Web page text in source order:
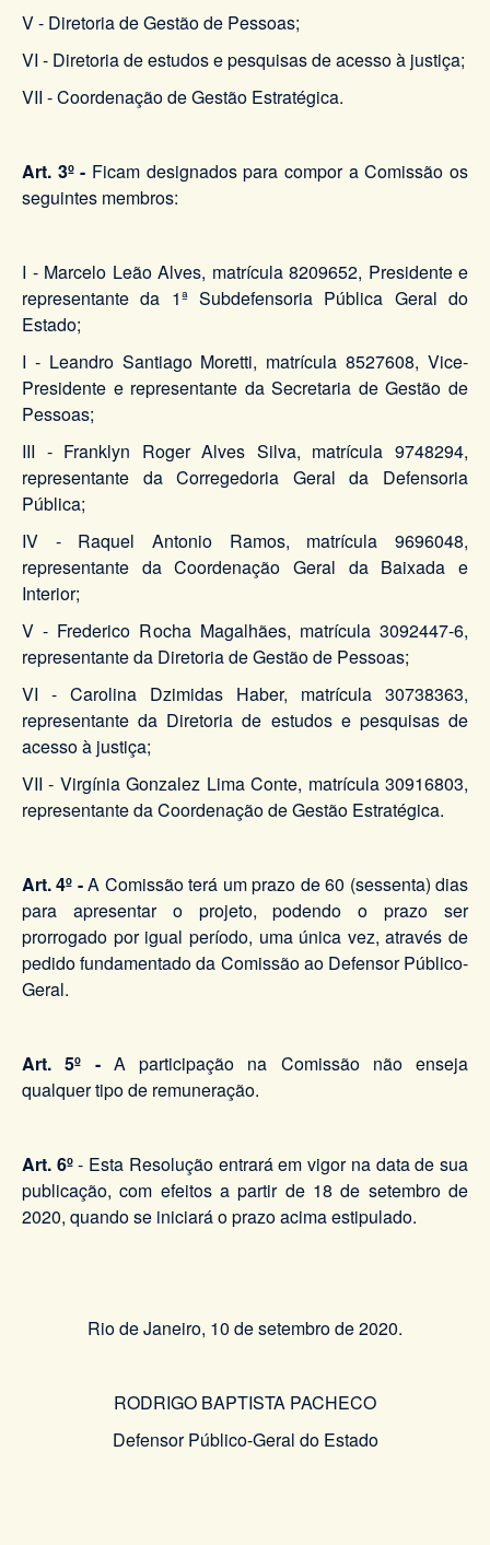
V - Diretoria de Gestão de Pessoas;
VI - Diretoria de estudos e pesquisas de acesso à justiça;
VII - Coordenação de Gestão Estratégica.
Art. 3º - Ficam designados para compor a Comissão os
seguintes membros:
I - Marcelo Leão Alves, matrícula 8209652, Presidente e
representante da 1ª Subdefensoria Pública Geral do
Estado;
I - Leandro Santiago Moretti, matrícula 8527608, Vice-
Presidente e representante da Secretaria de Gestão de
Pessoas;
III - Franklyn Roger Alves Silva, matrícula 9748294,
representante da Corregedoria Geral da Defensoria
Pública;
IV - Raquel Antonio Ramos, matrícula 9696048,
representante da Coordenação Geral da Baixada e
Interior;
V - Frederico Rocha Magalhães, matrícula 3092447-6,
representante da Diretoria de Gestão de Pessoas;
VI - Carolina Dzimidas Haber, matrícula 30738363,
representante da Diretoria de estudos e pesquisas de
acesso à justiça;
VII - Virgínia Gonzalez Lima Conte, matrícula 30916803,
representante da Coordenação de Gestão Estratégica.
Art. 4º -A Comissão terá um prazo de 60 (sessenta) dias
para apresentar o projeto, podendo o prazo ser
prorrogado por igual período, uma única vez, através de
pedido fundamentado da Comissão ao Defensor Público-
Geral.
Art. 5º - A participação na Comissão não enseja
qualquer tipo de remuneração.
Art. 6º- Esta Resolução entrará em vigor na data de sua
publicação, com efeitos a partir de 18 de setembro de
2020, quando se iniciará o prazo acima estipulado.
Rio de Janeiro, 10 de setembro de 2020.
RODRIGO BAPTISTA PACHECO
Defensor Público-Geral do Estado